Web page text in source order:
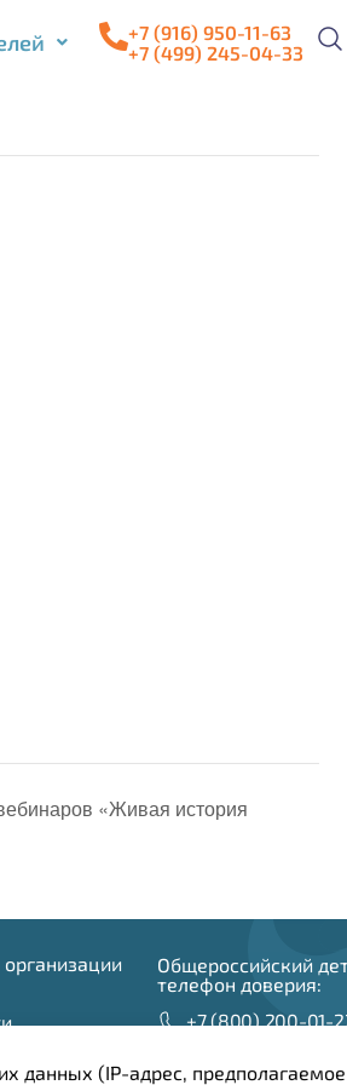
+7 (916) 950-11-63
+7 (499) 245-04-33
«Живая история
Общероссийский
телефон доверия:
+7 (800) 200-01-
данных (IP-адрес, предполагаемое